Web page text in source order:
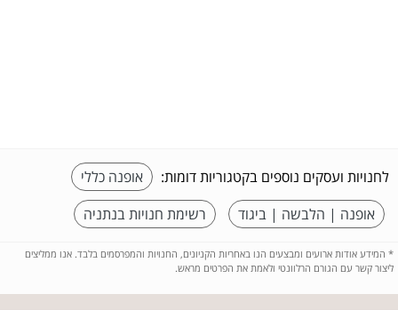
לחנויות ועסקים נוספים בקטגוריות דומות:
אופנה כללי
אופנה | הלבשה | ביגוד
רשימת חנויות בנתניה
* המידע אודות ארועים ומבצעים הנו באחריות הקניונים, החנויות והמפרסמים בלבד. אנו ממליצים
ליצור קשר עם הגורם הרלוונטי ולאמת את הפרטים מראש.